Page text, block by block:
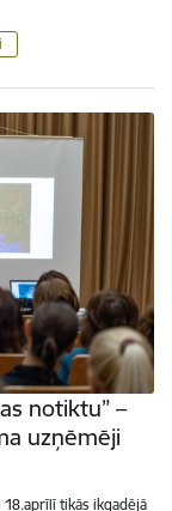
notiktu” –
uzņēmēji
tikās ikgadējā